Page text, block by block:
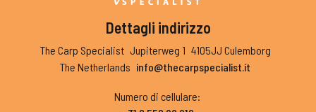
Dettagli indirizzo
The Carp Specialist Jupiterweg 1 4105JJ Culemborg
The Netherlands info@thecarpspecialist.it
Numero di cellulare: